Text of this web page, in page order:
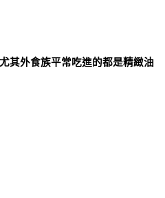
其外食族平常吃進的都是精緻油